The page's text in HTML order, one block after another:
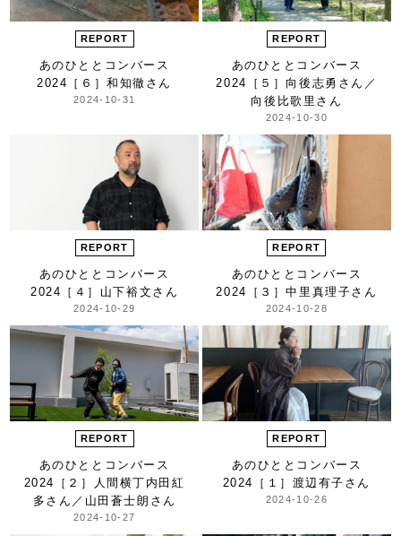
REPORT
あのひととコンバース
2024 ［６］和知徹さん
2024-10-31
REPORT
あのひととコンバース
2024
［５］向後志勇さん／
向後比歌里さん
2024-10-30
REPORT
あのひととコンバース
2024 ［４］山下裕文さん
2024-10-29
REPORT
あのひととコンバース
2024
［３］中里真理子さん
2024-10-28
REPORT
あのひととコンバース
2024
［２］人間横丁 内田紅
多さん／山田蒼士朗さん
2024-10-27
REPORT
あのひととコンバース
2024
［１］渡辺有子さん
2024-10-26